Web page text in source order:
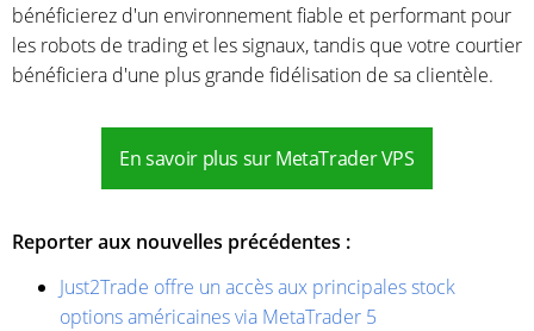
bénéficierez d'un environnement fiable et performant pour
les robots de trading et les signaux, tandis que votre courtier
bénéficiera d'une plus grande fidélisation de sa clientèle.
En savoir plus sur MetaTrader VPS
Reporter aux nouvelles précédentes :
Just2Trade offre un accès aux principales stock
options américaines via MetaTrader 5